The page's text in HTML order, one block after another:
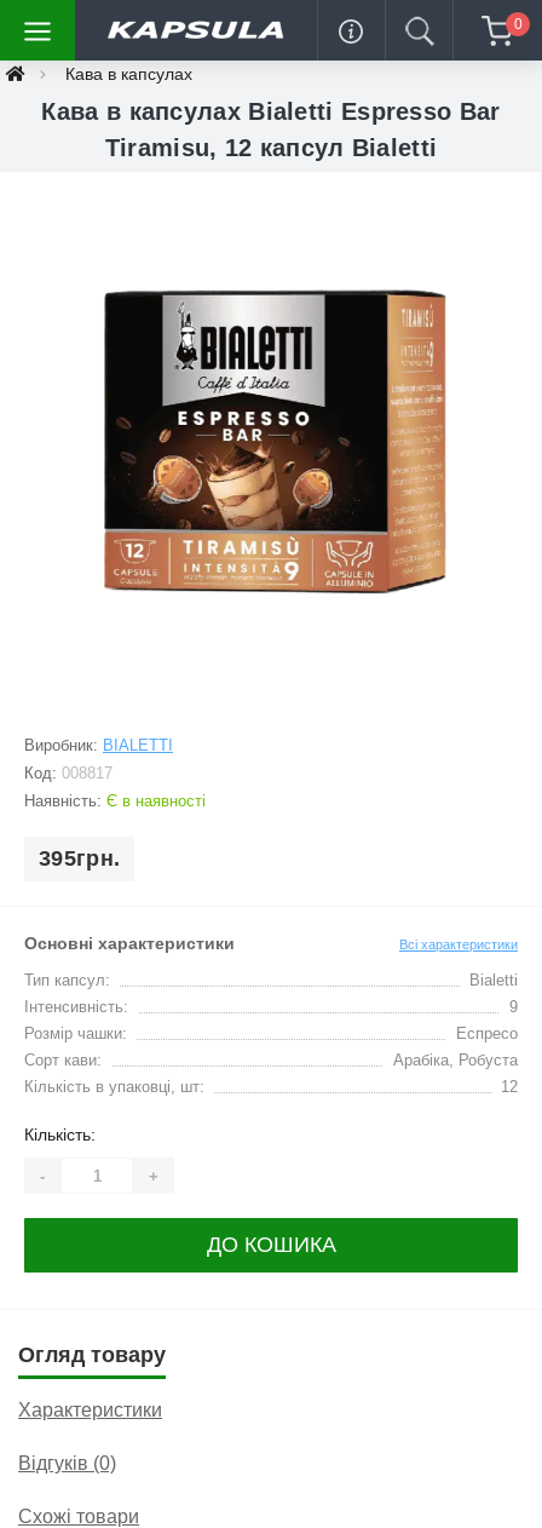
0
Кава в капсулах
Кава в капсулах Bialetti Espresso Bar
Tiramisu, 12 капсул Bialetti
Виробник: BIALETTI
Код: 008817
Наявність: Є в наявності
395грн.
Основні характеристики Всі характеристики
Тип капсул:
Bialetti
Інтенсивність:
9
Розмір чашки:
Еспресо
Сорт кави:
Арабіка, Робуста
Кількість в упаковці, шт:
12
Кількість:
- +
ДО КОШИКА
Огляд товару
Характеристики
Відгуків (0)
Схожі товари